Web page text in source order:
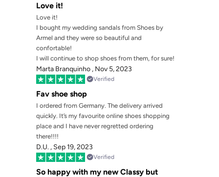
Love it!
Love it!
I bought my wedding sandals from Shoes by
Armel and they were so beautiful and
confortable!
I will continue to shop shoes from them, for sure!
Marta Branquinho , Nov 5, 2023
Verified
Fav shoe shop
I ordered from Germany. The delivery arrived
quickly. It’s my favourite online shoes shopping
place and I have never regretted ordering
there!!!!
D.U. , Sep 19, 2023
Verified
So happy with my new Classy but